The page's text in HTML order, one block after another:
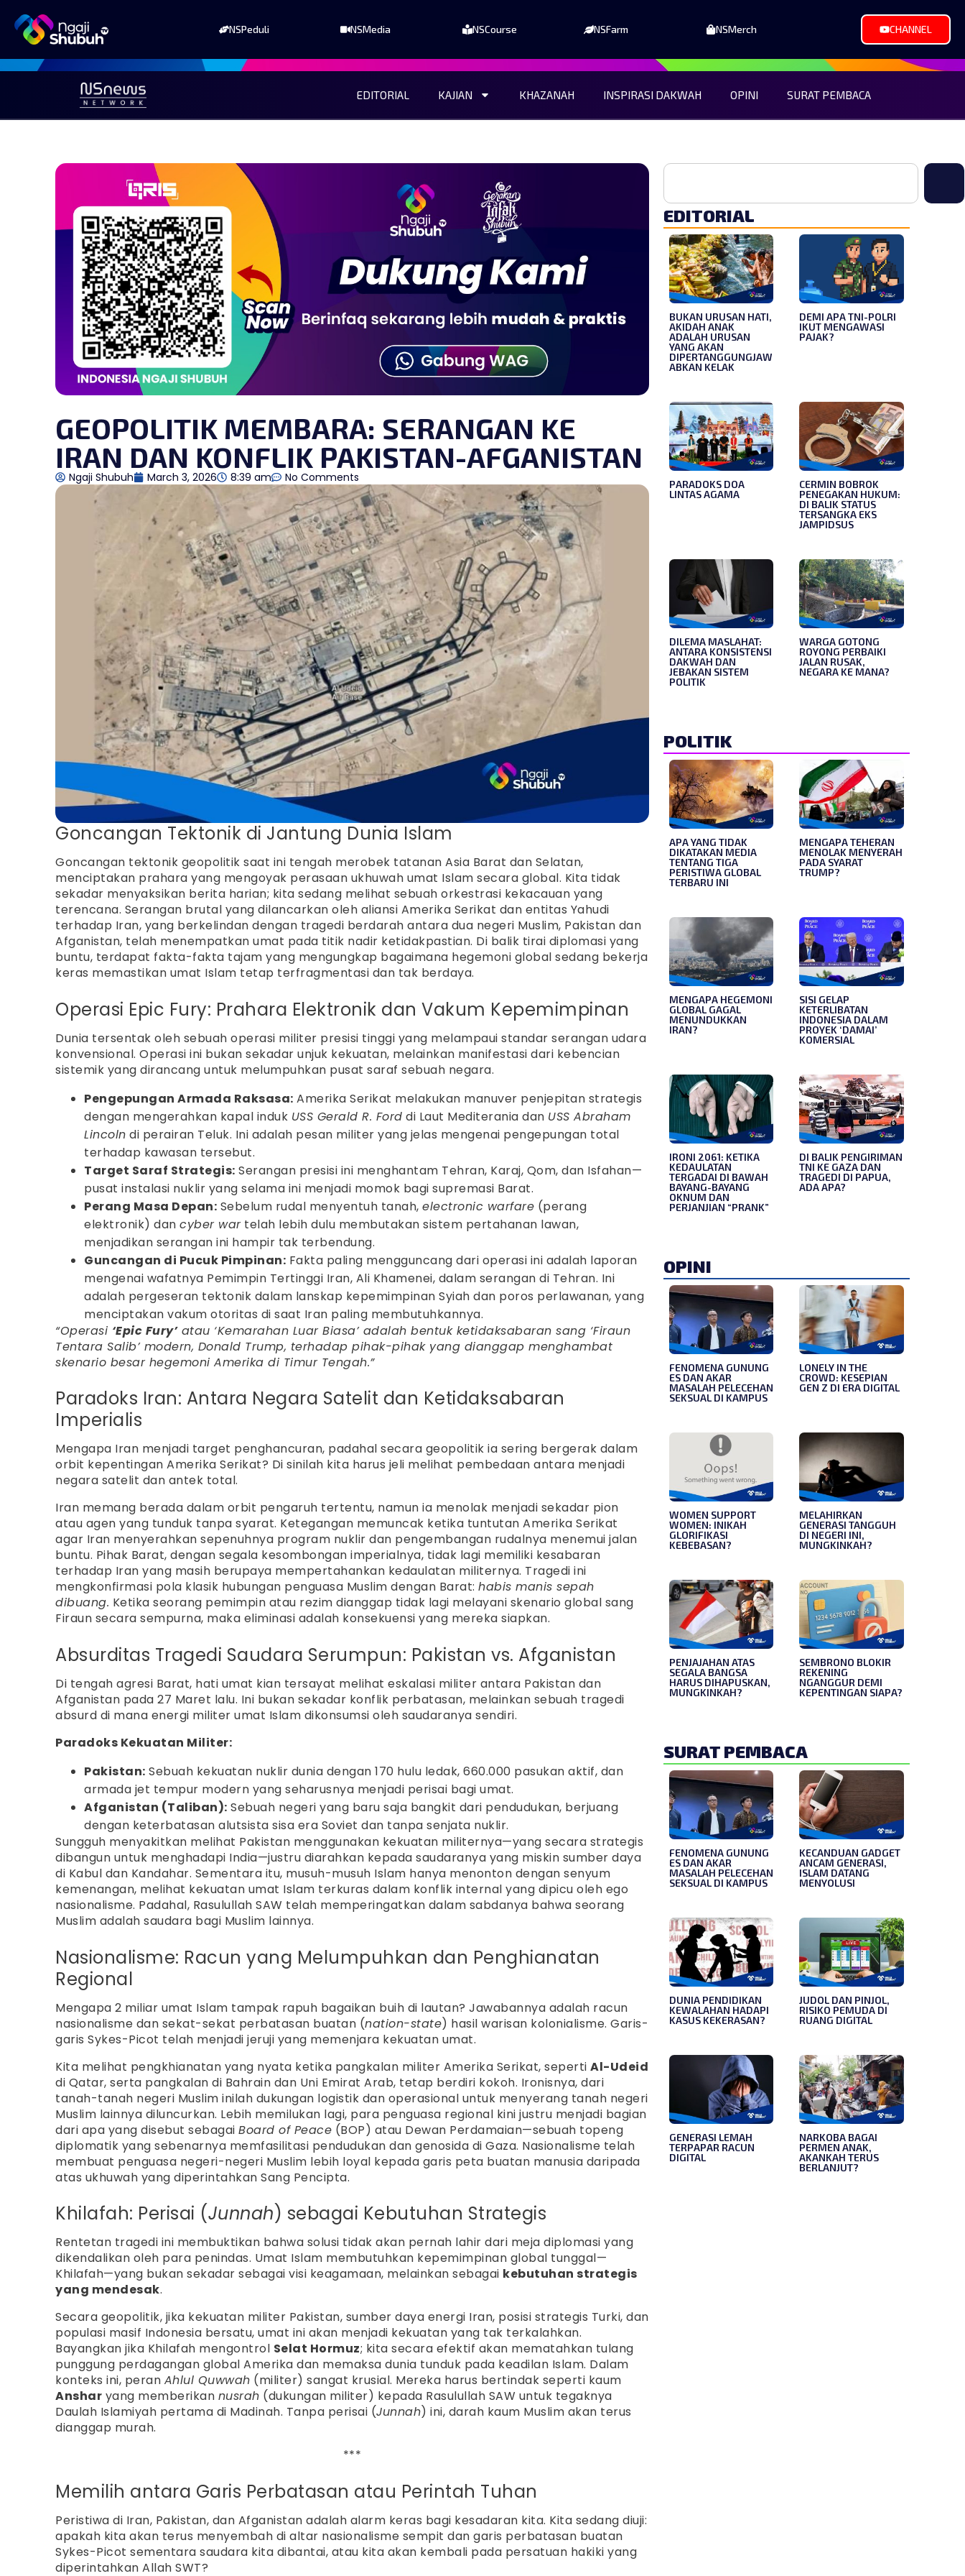
NSPeduli NSMedia NSCourse NSFarm NSMerch CHANNEL
EDITORIAL KAJIAN KHAZANAH INSPIRASI DAKWAH OPINI SURAT PEMBACA
GEOPOLITIK MEMBARA: SERANGAN KE
IRAN DAN KONFLIK PAKISTAN-AFGANISTAN
Ngaji Shubuh March 3, 2026 8:39 am No Comments
Goncangan Tektonik di Jantung Dunia Islam
Goncangan tektonik geopolitik saat ini tengah merobek tatanan Asia Barat dan Selatan,
menciptakan prahara yang mengoyak perasaan ukhuwah umat Islam secara global. Kita tidak
sekadar menyaksikan berita harian; kita sedang melihat sebuah orkestrasi kekacauan yang
terencana. Serangan brutal yang dilancarkan oleh aliansi Amerika Serikat dan entitas Yahudi
terhadap Iran, yang berkelindan dengan tragedi berdarah antara dua negeri Muslim, Pakistan dan
Afganistan, telah menempatkan umat pada titik nadir ketidakpastian. Di balik tirai diplomasi yang
buntu, terdapat fakta-fakta tajam yang mengungkap bagaimana hegemoni global sedang bekerja
keras memastikan umat Islam tetap terfragmentasi dan tak berdaya.
Operasi Epic Fury: Prahara Elektronik dan Vakum Kepemimpinan
Dunia tersentak oleh sebuah operasi militer presisi tinggi yang melampaui standar serangan udara
konvensional. Operasi ini bukan sekadar unjuk kekuatan, melainkan manifestasi dari kebencian
sistemik yang dirancang untuk melumpuhkan pusat saraf sebuah negara.
Pengepungan Armada Raksasa: Amerika Serikat melakukan manuver penjepitan strategis
dengan mengerahkan kapal induk USS Gerald R. Ford di Laut Mediterania dan USS Abraham
Lincoln di perairan Teluk. Ini adalah pesan militer yang jelas mengenai pengepungan total
terhadap kawasan tersebut.
Target Saraf Strategis: Serangan presisi ini menghantam Tehran, Karaj, Qom, dan Isfahan—
pusat instalasi nuklir yang selama ini menjadi momok bagi supremasi Barat.
Perang Masa Depan: Sebelum rudal menyentuh tanah,electronic warfare (perang
elektronik) dancyber wartelah lebih dulu membutakan sistem pertahanan lawan,
menjadikan serangan ini hampir tak terbendung.
Guncangan di Pucuk Pimpinan: Fakta paling mengguncang dari operasi ini adalah laporan
mengenai wafatnya Pemimpin Tertinggi Iran, Ali Khamenei, dalam serangan di Tehran. Ini
adalah pergeseran tektonik dalam lanskap kepemimpinan Syiah dan poros perlawanan, yang
menciptakan vakum otoritas di saat Iran paling membutuhkannya.
“Operasi ‘Epic Fury’atau ‘Kemarahan Luar Biasa’ adalah bentuk ketidaksabaran sang ‘Firaun
Tentara Salib’ modern, Donald Trump, terhadap pihak-pihak yang dianggap menghambat
skenario besar hegemoni Amerika di Timur Tengah.”
Paradoks Iran: Antara Negara Satelit dan Ketidaksabaran
Imperialis
Mengapa Iran menjadi target penghancuran, padahal secara geopolitik ia sering bergerak dalam
orbit kepentingan Amerika Serikat? Di sinilah kita harus jeli melihat pembedaan antara menjadi
negara satelit dan antek total.
Iran memang berada dalam orbit pengaruh tertentu, namun ia menolak menjadi sekadar pion
atau agen yang tunduk tanpa syarat. Ketegangan memuncak ketika tuntutan Amerika Serikat
agar Iran menyerahkan sepenuhnya program nuklir dan pengembangan rudalnya menemui jalan
buntu. Pihak Barat, dengan segala kesombongan imperialnya, tidak lagi memiliki kesabaran
terhadap Iran yang masih berupaya mempertahankan kedaulatan militernya. Tragedi ini
mengkonfirmasi pola klasik hubungan penguasa Muslim dengan Barat:habis manis sepah
dibuang. Ketika seorang pemimpin atau rezim dianggap tidak lagi melayani skenario global sang
Firaun secara sempurna, maka eliminasi adalah konsekuensi yang mereka siapkan.
Absurditas Tragedi Saudara Serumpun: Pakistan vs. Afganistan
Di tengah agresi Barat, hati umat kian tersayat melihat eskalasi militer antara Pakistan dan
Afganistan pada 27 Maret lalu. Ini bukan sekadar konflik perbatasan, melainkan sebuah tragedi
absurd di mana energi militer umat Islam dikonsumsi oleh saudaranya sendiri.
Paradoks Kekuatan Militer:
Pakistan: Sebuah kekuatan nuklir dunia dengan 170 hulu ledak, 660.000 pasukan aktif, dan
armada jet tempur modern yang seharusnya menjadi perisai bagi umat.
Afganistan (Taliban): Sebuah negeri yang baru saja bangkit dari pendudukan, berjuang
dengan keterbatasan alutsista sisa era Soviet dan tanpa senjata nuklir.
Sungguh menyakitkan melihat Pakistan menggunakan kekuatan militernya—yang secara strategis
dibangun untuk menghadapi India—justru diarahkan kepada saudaranya yang miskin sumber daya
di Kabul dan Kandahar. Sementara itu, musuh-musuh Islam hanya menonton dengan senyum
kemenangan, melihat kekuatan umat Islam terkuras dalam konflik internal yang dipicu oleh ego
nasionalisme. Padahal, Rasulullah SAW telah memperingatkan dalam sabdanya bahwa seorang
Muslim adalah saudara bagi Muslim lainnya.
Nasionalisme: Racun yang Melumpuhkan dan Penghianatan
Regional
Mengapa 2 miliar umat Islam tampak rapuh bagaikan buih di lautan? Jawabannya adalah racun
nasionalisme dan sekat-sekat perbatasan buatan (nation-state) hasil warisan kolonialisme. Garis-
garis Sykes-Picot telah menjadi jeruji yang memenjara kekuatan umat.
Kita melihat pengkhianatan yang nyata ketika pangkalan militer Amerika Serikat, sepertiAl-Udeid
di Qatar, serta pangkalan di Bahrain dan Uni Emirat Arab, tetap berdiri kokoh. Ironisnya, dari
tanah-tanah negeri Muslim inilah dukungan logistik dan operasional untuk menyerang tanah negeri
Muslim lainnya diluncurkan. Lebih memilukan lagi, para penguasa regional kini justru menjadi bagian
dari apa yang disebut sebagaiBoard of Peace (BOP) atau Dewan Perdamaian—sebuah topeng
diplomatik yang sebenarnya memfasilitasi pendudukan dan genosida di Gaza. Nasionalisme telah
membuat penguasa negeri-negeri Muslim lebih loyal kepada garis peta buatan manusia daripada
atas ukhuwah yang diperintahkan Sang Pencipta.
Khilafah: Perisai (Junnah) sebagai Kebutuhan Strategis
Rentetan tragedi ini membuktikan bahwa solusi tidak akan pernah lahir dari meja diplomasi yang
dikendalikan oleh para penindas. Umat Islam membutuhkan kepemimpinan global tunggal—
Khilafah—yang bukan sekadar sebagai visi keagamaan, melainkan sebagai kebutuhan strategis
yang mendesak.
Secara geopolitik, jika kekuatan militer Pakistan, sumber daya energi Iran, posisi strategis Turki, dan
populasi masif Indonesia bersatu, umat ini akan menjadi kekuatan yang tak terkalahkan.
Bayangkan jika Khilafah mengontrol Selat Hormuz; kita secara efektif akan mematahkan tulang
punggung perdagangan global Amerika dan memaksa dunia tunduk pada keadilan Islam. Dalam
konteks ini, peran Ahlul Quwwah (militer) sangat krusial. Mereka harus bertindak seperti kaum
Anshar yang memberikan nusrah (dukungan militer) kepada Rasulullah SAW untuk tegaknya
Daulah Islamiyah pertama di Madinah. Tanpa perisai (Junnah) ini, darah kaum Muslim akan terus
dianggap murah.
***
Memilih antara Garis Perbatasan atau Perintah Tuhan
Peristiwa di Iran, Pakistan, dan Afganistan adalah alarm keras bagi kesadaran kita. Kita sedang diuji:
apakah kita akan terus menyembah di altar nasionalisme sempit dan garis perbatasan buatan
Sykes-Picot sementara saudara kita dibantai, atau kita akan kembali pada persatuan hakiki yang
diperintahkan Allah SWT?
EDITORIAL
BUKAN URUSAN HATI,
AKIDAH ANAK
ADALAH URUSAN
YANG AKAN
DIPERTANGGUNGJAW
ABKAN KELAK
DEMI APA TNI-POLRI
IKUT MENGAWASI
PAJAK?
PARADOKS DOA
LINTAS AGAMA
CERMIN BOBROK
PENEGAKAN HUKUM:
DI BALIK STATUS
TERSANGKA EKS
JAMPIDSUS
DILEMA MASLAHAT:
ANTARA KONSISTENSI
DAKWAH DAN
JEBAKAN SISTEM
POLITIK
WARGA GOTONG
ROYONG PERBAIKI
JALAN RUSAK,
NEGARA KE MANA?
POLITIK
APA YANG TIDAK
DIKATAKAN MEDIA
TENTANG TIGA
PERISTIWA GLOBAL
TERBARU INI
MENGAPA TEHERAN
MENOLAK MENYERAH
PADA SYARAT
TRUMP?
MENGAPA HEGEMONI
GLOBAL GAGAL
MENUNDUKKAN
IRAN?
SISI GELAP
KETERLIBATAN
INDONESIA DALAM
PROYEK ‘DAMAI’
KOMERSIAL
IRONI 2061: KETIKA
KEDAULATAN
TERGADAI DI BAWAH
BAYANG-BAYANG
OKNUM DAN
PERJANJIAN “PRANK”
DI BALIK PENGIRIMAN
TNI KE GAZA DAN
TRAGEDI DI PAPUA,
ADA APA?
OPINI
FENOMENA GUNUNG
ES DAN AKAR
MASALAH PELECEHAN
SEKSUAL DI KAMPUS
LONELY IN THE
CROWD: KESEPIAN
GEN Z DI ERA DIGITAL
WOMEN SUPPORT
WOMEN: INIKAH
GLORIFIKASI
KEBEBASAN?
MELAHIRKAN
GENERASI TANGGUH
DI NEGERI INI,
MUNGKINKAH?
PENJAJAHAN ATAS
SEGALA BANGSA
HARUS DIHAPUSKAN,
MUNGKINKAH?
SEMBRONO BLOKIR
REKENING
NGANGGUR DEMI
KEPENTINGAN SIAPA?
SURAT PEMBACA
FENOMENA GUNUNG
ES DAN AKAR
MASALAH PELECEHAN
SEKSUAL DI KAMPUS
KECANDUAN GADGET
ANCAM GENERASI,
ISLAM DATANG
MENYOLUSI
DUNIA PENDIDIKAN
KEWALAHAN HADAPI
KASUS KEKERASAN?
JUDOL DAN PINJOL,
RISIKO PEMUDA DI
RUANG DIGITAL
GENERASI LEMAH
TERPAPAR RACUN
DIGITAL
NARKOBA BAGAI
PERMEN ANAK,
AKANKAH TERUS
BERLANJUT?